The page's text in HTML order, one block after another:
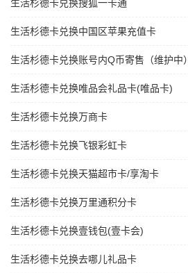
生活杉德卡兑换搜狐一卡通
生活杉德卡兑换中国区苹果充值卡
生活杉德卡兑换账号内Q币寄售（维护中）
生活杉德卡兑换唯品会礼品卡(唯品卡)
生活杉德卡兑换万商卡
生活杉德卡兑换飞银彩虹卡
生活杉德卡兑换天猫超市卡/享淘卡
生活杉德卡兑换万里通积分卡
生活杉德卡兑换壹钱包(壹卡会)
生活杉德卡兑换去哪儿礼品卡